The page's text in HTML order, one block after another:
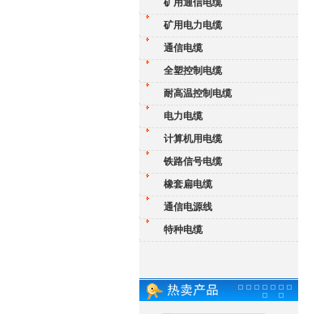
矿用通信电缆
矿用电力电缆
通信电缆
全塑控制电缆
耐高温控制电缆
电力电缆
计算机用电缆
铁路信号电缆
橡套扁电缆
通信电源线
特种电缆